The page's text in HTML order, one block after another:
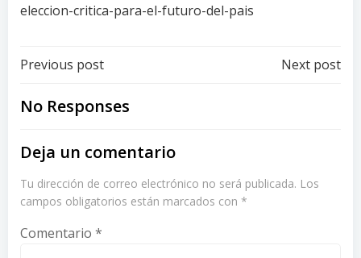
eleccion-critica-para-el-futuro-del-pais
Post
navigation
Previous post Next post
No Responses
Deja un comentario
Tu dirección de correo electrónico no será publicada. Los
campos obligatorios están marcados con *
Comentario *